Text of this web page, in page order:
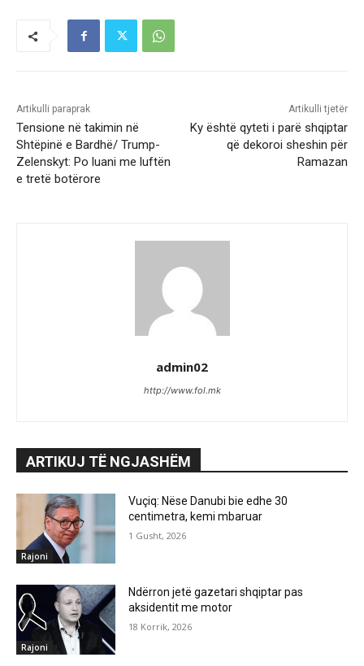
Artikulli paraprak
Tensione në takimin në
Shtëpinë e Bardhë/ Trump-
Zelenskyt: Po luani me luftën
e tretë botërore
Artikulli tjetër
Ky është qyteti i parë shqiptar
që dekoroi sheshin për
Ramazan
admin02
http://www.fol.mk
ARTIKUJ TË NGJASHËM
Rajoni
Vuçiq: Nëse Danubi bie edhe 30
centimetra, kemi mbaruar
1 Gusht, 2026
Rajoni
Ndërron jetë gazetari shqiptar pas
aksidentit me motor
18 Korrik, 2026